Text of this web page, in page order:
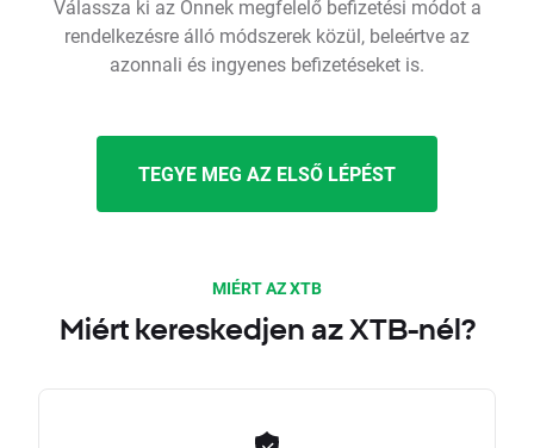
Válassza ki az Önnek megfelelő befizetési módot a
rendelkezésre álló módszerek közül, beleértve az
azonnali és ingyenes befizetéseket is.
TEGYE MEG AZ ELSŐ LÉPÉST
MIÉRT AZ XTB
Miért kereskedjen az XTB-nél?